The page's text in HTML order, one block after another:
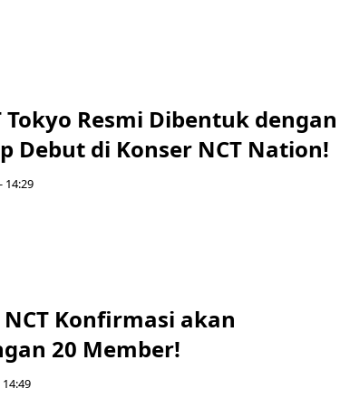
Resmi Dibentuk dengan
Debut di Konser NCT Nation!
14:29
Konfirmasi akan
20 Member!